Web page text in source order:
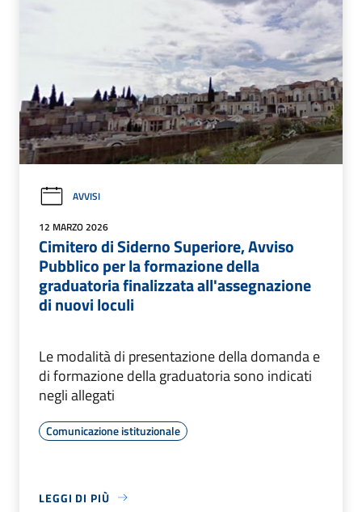
AVVISI
12 MARZO 2026
Cimitero di Siderno Superiore, Avviso
Pubblico per la formazione della
graduatoria finalizzata all'assegnazione
di nuovi loculi
Le modalità di presentazione della domanda e
di formazione della graduatoria sono indicati
negli allegati
Comunicazione istituzionale
LEGGI DI PIÙ